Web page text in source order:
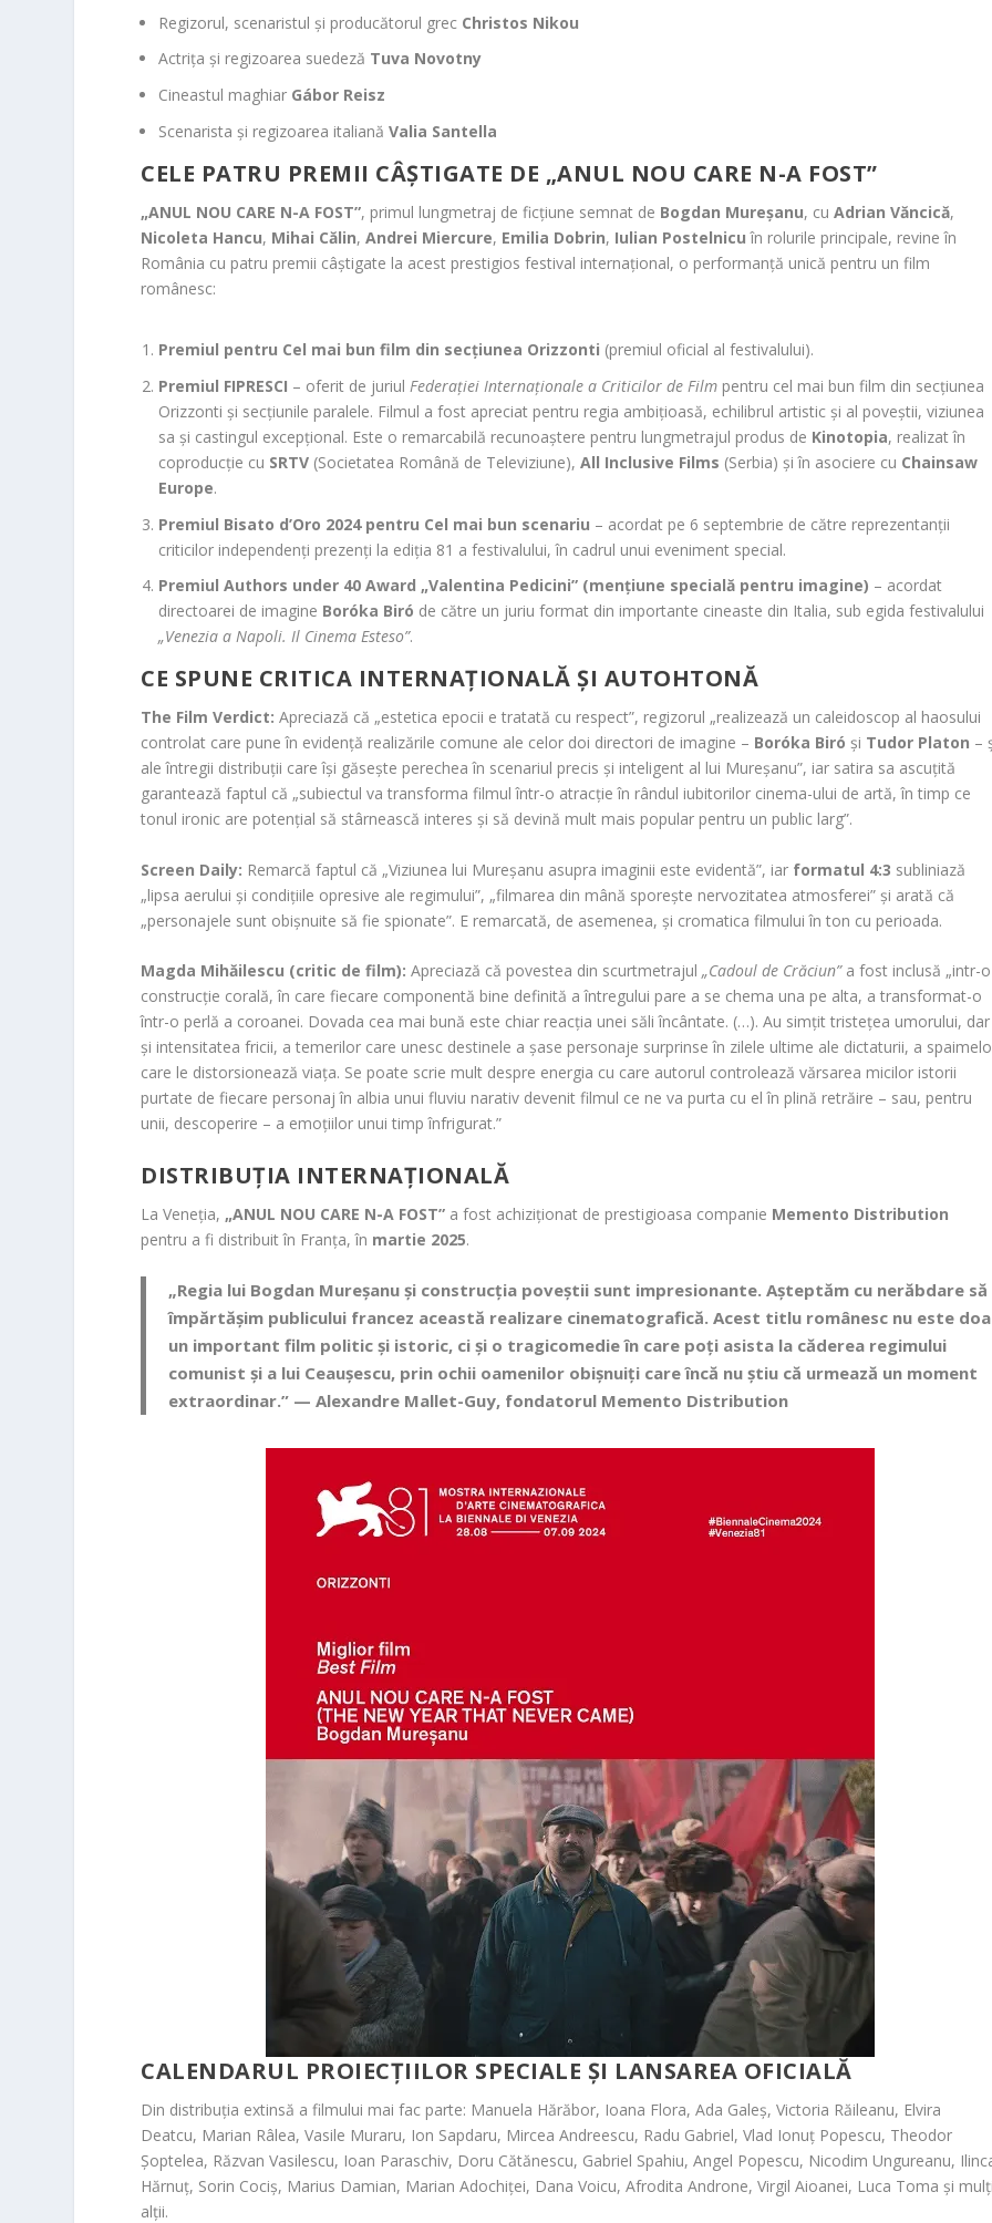
Regizorul, scenaristul și producătorul grec Christos Nikou
Actrița și regizoarea suedeză Tuva Novotny
Cineastul maghiar Gábor Reisz
Scenarista și regizoarea italianăValia Santella
CELE PATRU PREMII CÂȘTIGATE DE „ANUL NOU CARE N-A FOST”
„ANUL NOU CARE N-A FOST”, primul lungmetraj de ficțiune semnat de Bogdan Mureșanu, cuAdrian Văncică,
Nicoleta Hancu, Mihai Călin,Andrei Miercure, Emilia Dobrin, Iulian Postelnicu în rolurile principale, revine în
România cu patru premii câștigate la acest prestigios festival internațional, o performanță unică pentru un film
românesc:
Premiul pentru Cel mai bun film din secțiunea Orizzonti (premiul oficial al festivalului).
Premiul FIPRESCI – oferit de juriulFederației Internaționale a Criticilor de Film pentru cel mai bun film din secțiunea
Orizzonti și secțiunile paralele. Filmul a fost apreciat pentru regia ambițioasă, echilibrul artistic și al poveștii, viziunea
sa și castingul excepțional. Este o remarcabilă recunoaștere pentru lungmetrajul produs de Kinotopia, realizat în
coproducție cu SRTV (Societatea Română de Televiziune),All Inclusive Films (Serbia) și în asociere cu Chainsaw
Europe.
Premiul Bisato d’Oro 2024 pentru Cel mai bun scenariu – acordat pe 6 septembrie de către reprezentanții
criticilor independenți prezenți la ediția 81 a festivalului, în cadrul unui eveniment special.
Premiul Authors under 40 Award „Valentina Pedicini” (mențiune specială pentru imagine) – acordat
directoarei de imagine Boróka Biró de către un juriu format din importante cineaste din Italia, sub egida festivalului
„Venezia a Napoli. Il Cinema Esteso”.
CE SPUNE CRITICA INTERNAȚIONALĂ ȘI AUTOHTONĂ
The Film Verdict: Apreciază că „estetica epocii e tratată cu respect”, regizorul „realizează un caleidoscop al haosului
controlat care pune în evidență realizările comune ale celor doi directori de imagine – Boróka Biró și Tudor Platon –
ale întregii distribuții care își găsește perechea în scenariul precis și inteligent al lui Mureșanu”, iar satira sa ascuțită
garantează faptul că „subiectul va transforma filmul într-o atracție în rândul iubitorilor cinema-ului de artă, în timp ce
tonul ironic are potențial să stârnească interes și să devină mult mais popular pentru un public larg”.
Screen Daily: Remarcă faptul că „Viziunea lui Mureșanu asupra imaginii este evidentă”, iar formatul 4:3 subliniază
„lipsa aerului și condițiile opresive ale regimului”, „filmarea din mână sporește nervozitatea atmosferei” și arată că
„personajele sunt obișnuite să fie spionate”. E remarcată, de asemenea, și cromatica filmului în ton cu perioada.
Magda Mihăilescu (critic de film): Apreciază că povestea din scurtmetrajul„Cadoul de Crăciun”a fost inclusă „intr-o
construcție corală, în care fiecare componentă bine definită a întregului pare a se chema una pe alta, a transformat-o
într-o perlă a coroanei. Dovada cea mai bună este chiar reacția unei săli încântate. (…). Au simțit tristețea umorului, dar
și intensitatea fricii, a temerilor care unesc destinele a șase personaje surprinse în zilele ultime ale dictaturii, a
care le distorsionează viața. Se poate scrie mult despre energia cu care autorul controlează vărsarea micilor istorii
purtate de fiecare personaj în albia unui fluviu narativ devenit filmul ce ne va purta cu el în plină retrăire – sau, pentru
unii, descoperire – a emoțiilor unui timp înfrigurat.”
DISTRIBUȚIA INTERNAȚIONALĂ
La Veneția, „ANUL NOU CARE N-A FOST” a fost achiziționat de prestigioasa companie Memento Distribution
pentru a fi distribuit în Franța, în martie 2025.
„Regia lui Bogdan Mureșanu și construcția poveștii sunt impresionante. Așteptăm cu nerăbdare să
împărtășim publicului francez această realizare cinematografică. Acest titlu românesc nu este
un important film politic și istoric, ci și o tragicomedie în care poți asista la căderea regimului
comunist și a lui Ceaușescu, prin ochii oamenilor obișnuiți care încă nu știu că urmează un moment
extraordinar.” —Alexandre Mallet-Guy, fondatorul Memento Distribution
CALENDARUL PROIECȚIILOR SPECIALE ȘI LANSAREA OFICIALĂ
Din distribuția extinsă a filmului mai fac parte: Manuela Hărăbor, Ioana Flora, Ada Galeș, Victoria Răileanu, Elvira
Deatcu, Marian Râlea, Vasile Muraru, Ion Sapdaru, Mircea Andreescu, Radu Gabriel, Vlad Ionuț Popescu, Theodor
Șoptelea, Răzvan Vasilescu, Ioan Paraschiv, Doru Cătănescu, Gabriel Spahiu, Angel Popescu, Nicodim Ungureanu,
Hărnuț, Sorin Cociș, Marius Damian, Marian Adochiței, Dana Voicu, Afrodita Androne, Virgil Aioanei, Luca Toma și
alții.